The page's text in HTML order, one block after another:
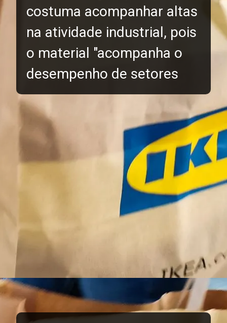
costuma acompanhar altas
na atividade industrial, pois
o material "acompanha o
desempenho de setores